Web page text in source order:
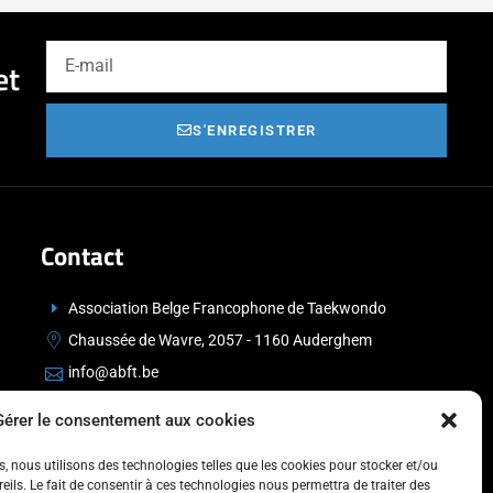
le consentement aux cookies
nous utilisons des technologies telles que les cookies pour stocker et/ou
Le fait de consentir à ces technologies nous permettra de traiter des
S'ENREGISTRER
Contact
Association Belge Francophone de Taekwondo
Chaussée de Wavre, 2057 - 1160 Auderghem
info@abft.be